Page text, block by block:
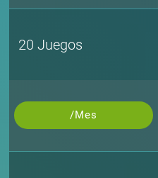
20 Juegos
/Mes